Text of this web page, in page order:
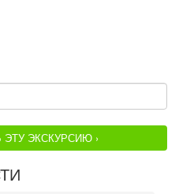
ЭКСКУРСИЮ ›